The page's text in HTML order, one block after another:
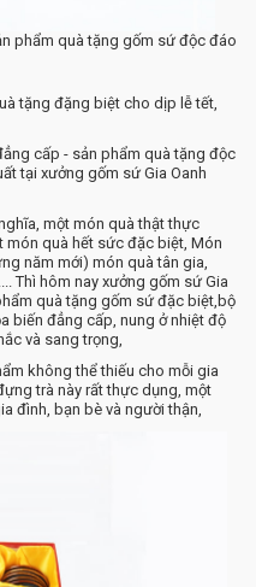
phẩm quà tặng gốm sứ độc đáo
tặng đặng biệt cho dịp lễ tết,
cấp - sản phẩm quà tặng độc
tại xưởng gốm sứ Gia Oanh
một món quà thật thực
món quà hết sức đặc biệt, Món
năm mới) món quà tân gia,
Thì hôm nay xưởng gốm sứ Gia
quà tặng gốm sứ đặc biệt,bộ
biến đẳng cấp, nung ở nhiệt độ
và sang trọng,
không thể thiếu cho mỗi gia
trà này rất thực dụng, một
đình, bạn bè và người thận,